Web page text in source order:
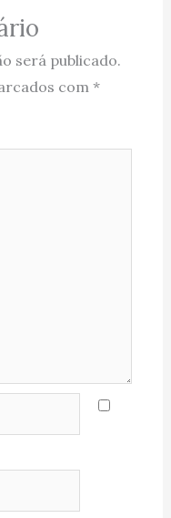
será publicado.
com *